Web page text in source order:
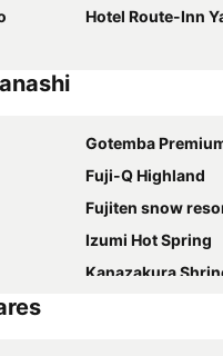
Hotel Route-Inn
Gotemba
Fuji-Q Highland
Fujiten snow
Izumi Hot Spring
Kanazakura